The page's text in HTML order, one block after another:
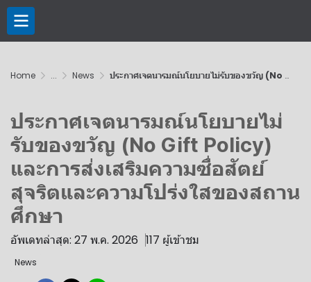
Home ... News ประกาศ​เจตนารมณ์​นโยบาย​ไม่รับของขวัญ​ (No Gift​ Policy)​ และการส่งเสริมความซื่อสัตย์​สุจริต​และความ​โปร่งใส​ของสถานศึกษา​
ประกาศ​เจตนารมณ์​นโยบาย​ไม่
รับของขวัญ​ (No Gift​ Policy)​
และการส่งเสริมความซื่อสัตย์​
สุจริต​และความ​โปร่งใส​ของสถาน
ศึกษา​
อัพเดทล่าสุด: 27 พ.ค. 2026 117 ผู้เข้าชม
News